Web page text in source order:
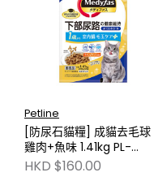
Petline
[防尿石貓糧] 成貓去毛球
雞肉+魚味 1.41kg PL-
MFD37
HKD $160.00